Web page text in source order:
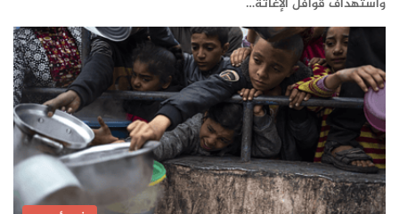
واستهداف قوافل الإغاثة…